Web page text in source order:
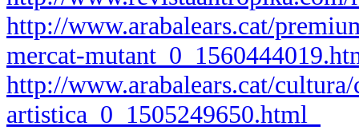
http://www.arabalears.cat/
mercat-
http://www.arabalears.cat/
artistica_0_1505249650.html